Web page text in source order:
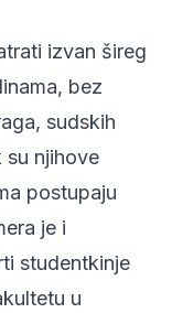
izvan šireg
bez
sudskih
su njihove
postupaju
je i
studentkinje
u